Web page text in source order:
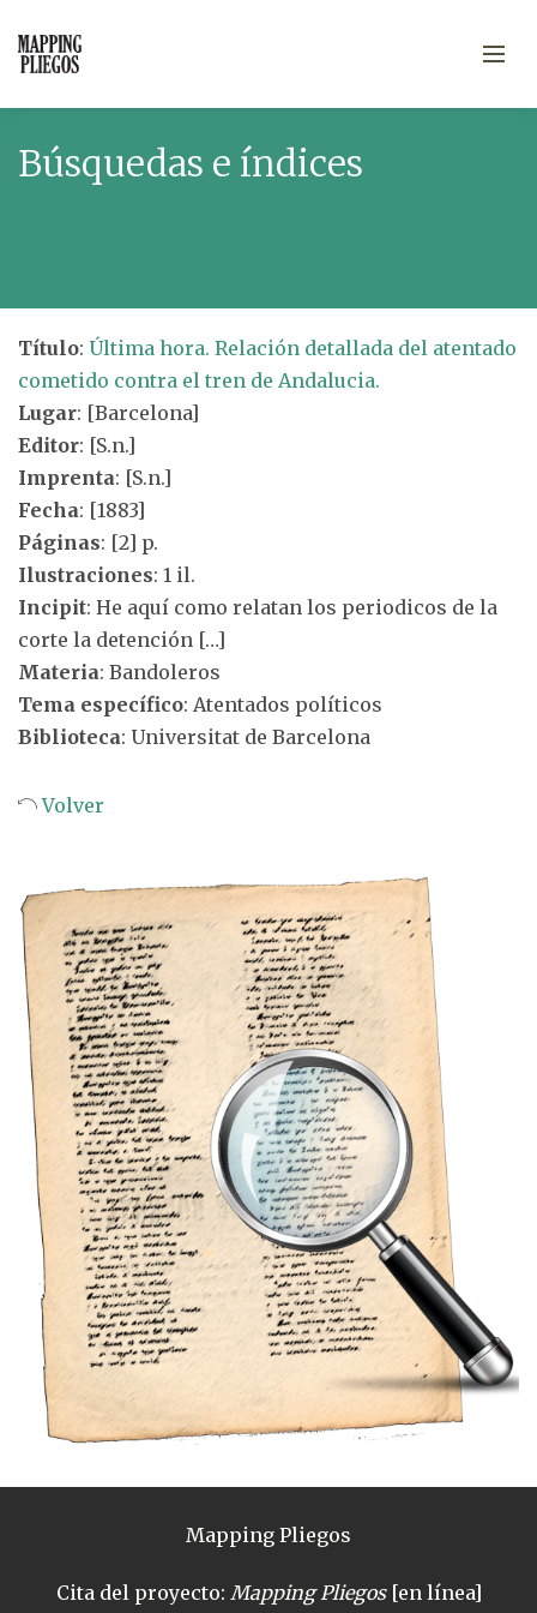
Búsquedas e índices
Título: Última hora. Relación detallada del atentado
cometido contra el tren de Andalucia.
Lugar: [Barcelona]
Editor: [S.n.]
Imprenta: [S.n.]
Fecha: [1883]
Páginas: [2] p.
Ilustraciones: 1 il.
Incipit: He aquí como relatan los periodicos de la
corte la detención […]
Materia: Bandoleros
Tema específico: Atentados políticos
Biblioteca: Universitat de Barcelona
Volver
Mapping Pliegos
Cita del proyecto: Mapping Pliegos[en línea]